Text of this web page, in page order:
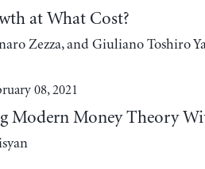
at What Cost?
Zezza, and Giuliano Toshiro
08, 2021
Modern Money Theory